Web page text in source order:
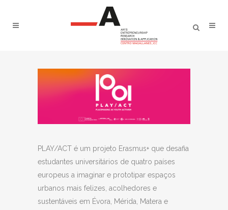
PLAY/ACT é um projeto Erasmus+ que desafia
estudantes universitários de quatro países
europeus a imaginar e prototipar espaços
urbanos mais felizes, acolhedores e
sustentáveis em Évora, Mérida, Matera e